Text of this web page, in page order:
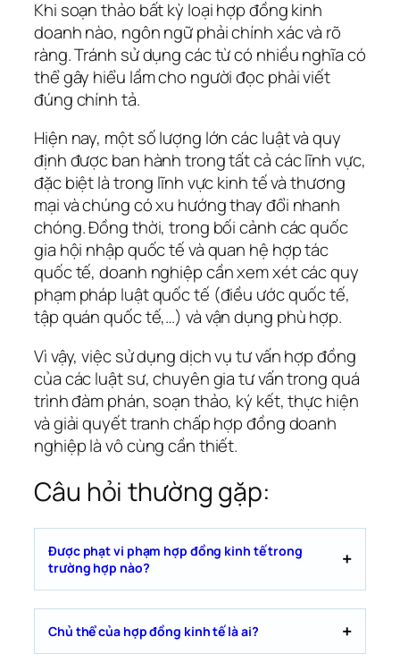
Khi soạn thảo bất kỳ loại hợp đồng kinh
doanh nào, ngôn ngữ phải chính xác và rõ
ràng. Tránh sử dụng các từ có nhiều nghĩa có
thể gây hiểu lầm cho người đọc phải viết
đúng chính tả.
Hiện nay, một số lượng lớn các luật và quy
định được ban hành trong tất cả các lĩnh vực,
đặc biệt là trong lĩnh vực kinh tế và thương
mại và chúng có xu hướng thay đổi nhanh
chóng. Đồng thời, trong bối cảnh các quốc
gia hội nhập quốc tế và quan hệ hợp tác
quốc tế, doanh nghiệp cần xem xét các quy
phạm pháp luật quốc tế (điều ước quốc tế,
tập quán quốc tế,…) và vận dụng phù hợp.
Vì vậy, việc sử dụng dịch vụ tư vấn hợp đồng
của các luật sư, chuyên gia tư vấn trong quá
trình đàm phán, soạn thảo, ký kết, thực hiện
và giải quyết tranh chấp hợp đồng doanh
nghiệp là vô cùng cần thiết.
Câu hỏi thường gặp:
Được phạt vi phạm hợp đồng kinh tế trong
trường hợp nào?
Chủ thể của hợp đồng kinh tế là ai?